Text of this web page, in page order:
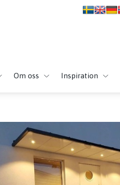
Om oss Inspiration